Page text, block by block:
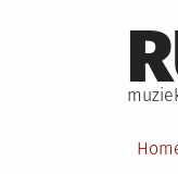
to
content